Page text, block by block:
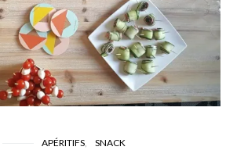
APÉRITIFS SNACK